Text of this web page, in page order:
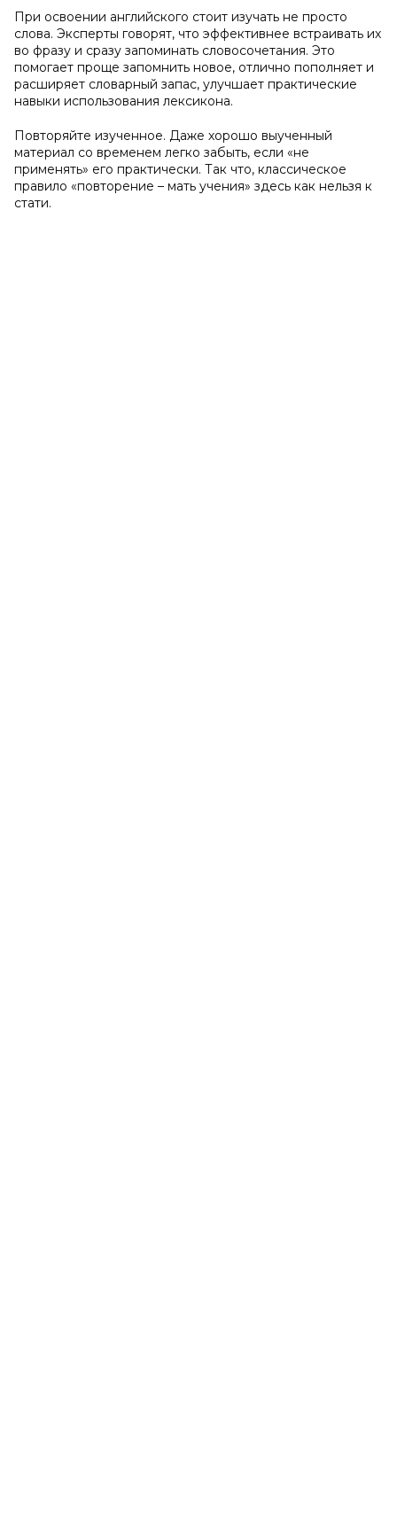
При освоении английского стоит изучать не просто
слова. Эксперты говорят, что эффективнее встраивать их
во фразу и сразу запоминать словосочетания. Это
помогает проще запомнить новое, отлично пополняет и
расширяет словарный запас, улучшает практические
навыки использования лексикона.
Повторяйте изученное. Даже хорошо выученный
материал со временем легко забыть, если «не
применять» его практически. Так что, классическое
правило «повторение – мать учения» здесь как нельзя к
стати.